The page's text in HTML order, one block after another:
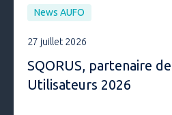
News AUFO
27 juillet 2026
SQORUS, partenaire
Utilisateurs 2026